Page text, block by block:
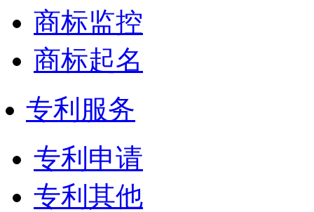
商标监控
商标起名
专利服务
专利申请
专利其他